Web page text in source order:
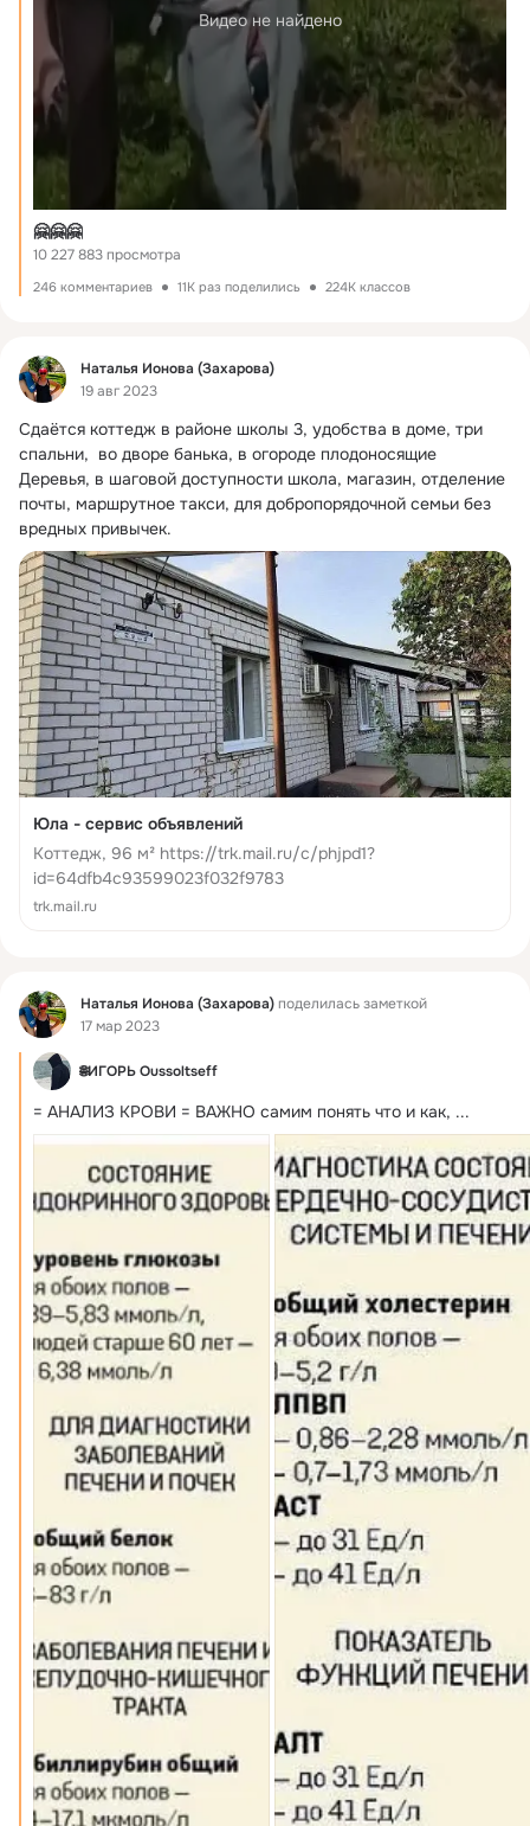
Видео не найдено
🤗🤗🤗
10 227 883 просмотра
246 комментариев 11K раз поделились 224K классов
Фид
Наталья Ионова (Захарова)
19 авг 2023
Сдаётся коттедж в районе школы 3, удобства в доме, три
спальни,  во дворе банька, в огороде плодоносящие
Деревья, в шаговой доступности школа, магазин, отделение
почты, маршрутное такси, для добропорядочной семьи без
вредных привычек.
Юла - сервис объявлений
Коттедж, 96 м² https://trk.mail.ru/c/phjpd1?
id=64dfb4c93599023f032f9783
trk.mail.ru
Фид Наталья Ионова (Захарова)поделилась заметкой
17 мар 2023
🌐ИГОРЬ Oussoltseff
= АНАЛИЗ КРОВИ = ВАЖНО самим понять что и как, ...